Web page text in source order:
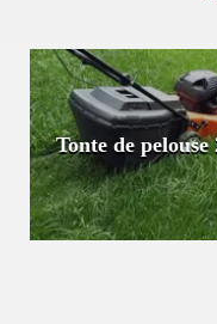
Tonte de pelouse